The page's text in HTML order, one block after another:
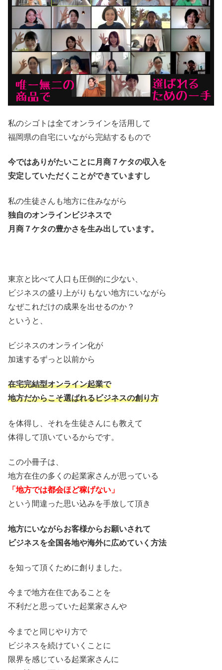
私のシゴトは全てオンラインを活用して
福岡県の自宅にいながら完結するもので
今ではありがたいことに月商７ケタの収入を
安定していただくことができていますし
私の生徒さんも地方に住みながら
独自のオンラインビジネスで
月商７ケタの豊かさを生み出しています。
東京と比べて人口も圧倒的に少ない、
ビジネスの盛り上がりもない地方にいながら
なぜこれだけの成果を出せるのか？
というと、
ビジネスのオンライン化が
加速するずっと以前から
在宅完結型オンライン起業で
地方だからこそ選ばれるビジネスの創り方
を体得し、それを生徒さんにも教えて
体得して頂いているからです。
この小冊子は、
地方在住の多くの起業家さんが思っている
「地方では都会ほど稼げない」
という間違った思い込みを手放して頂き
地方にいながらお客様からお願いされて
ビジネスを全国各地や海外に広めていく方法
を知って頂くために創りました。
今まで地方在住であることを
不利だと思っていた起業家さんや
今までと同じやり方で
ビジネスを続けていくことに
限界を感じている起業家さんに